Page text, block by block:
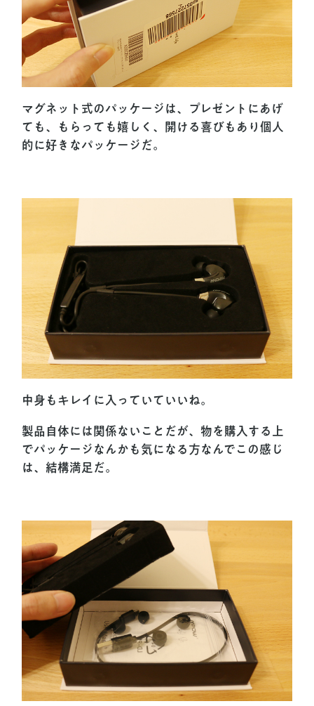
マグネット式のパッケージは、プレゼントにあげ
ても、もらっても嬉しく、開ける喜びもあり個人
的に好きなパッケージだ。
中身もキレイに入っていていいね。
製品自体には関係ないことだが、物を購入する上
でパッケージなんかも気になる方なんでこの感じ
は、結構満足だ。